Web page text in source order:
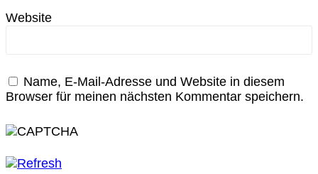
Website
Name, E-Mail-Adresse und Website in diesem
Browser für meinen nächsten Kommentar speichern.